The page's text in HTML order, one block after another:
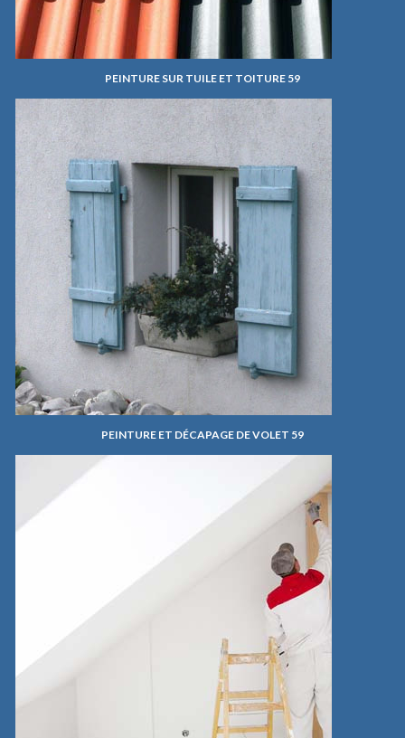
PEINTURE SUR TUILE ET TOITURE 59
PEINTURE ET DÉCAPAGE DE VOLET 59